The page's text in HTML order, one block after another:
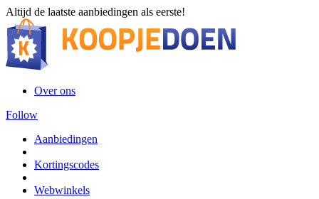
Altijd de laatste aanbiedingen als eerste!
Over ons
Follow
Aanbiedingen
Kortingscodes
Webwinkels